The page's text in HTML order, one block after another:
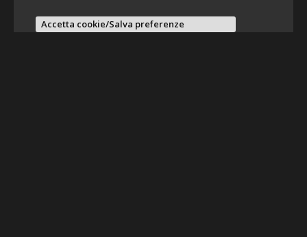
Accetta cookie/Salva preferenze